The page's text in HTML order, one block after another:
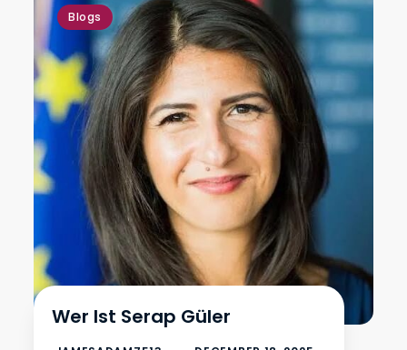
Blogs
Wer Ist Serap Güler